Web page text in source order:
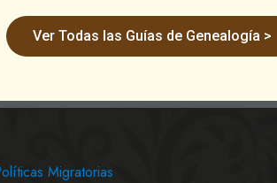
Ver Todas las Guías de Genealogía >
Migratorias